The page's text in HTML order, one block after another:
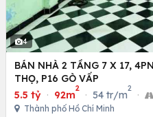
4
BÁN NHÀ 2 TẦNG 7 X 17,
THỌ, P16 GÒ VẤP
5.5 tỷ · 92m
2
· 54 tr/m
2
·
Thành phố Hồ Chí Minh